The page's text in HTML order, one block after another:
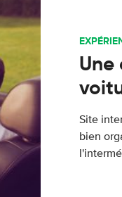
Site
bien